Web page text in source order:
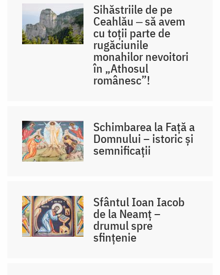
Sihăstriile de pe
Ceahlău ‒ să avem
cu toții parte de
rugăciunile
monahilor nevoitori
în „Athosul
românesc”!
Schimbarea la Față a
Domnului – istoric și
semnificații
Sfântul Ioan Iacob
de la Neamț –
drumul spre
sfințenie